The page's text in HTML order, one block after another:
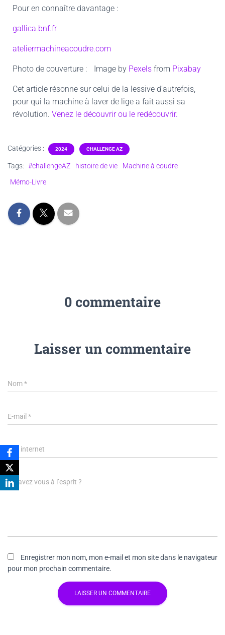
Pour en connaître davantage :
gallica.bnf.fr
ateliermachineacoudre.com
Photo de couverture : Image by Pexels from Pixabay
Cet article résonne sur celui de la lessive d’autrefois,
pour qui la machine à laver de lige a fait aussi sa
révolution. Venez le découvrir ou le redécouvrir.
Catégories : 2024 CHALLENGE AZ
Tags: #challengeAZ histoire de vie
Machine à coudre
Mémo-Livre
0 commentaire
Laisser un commentaire
Nom*
E-mail *
Site internet
Qu’avez vous à l’esprit ?
Enregistrer mon nom, mon e-mail et mon site dans le navigateur
pour mon prochain commentaire.